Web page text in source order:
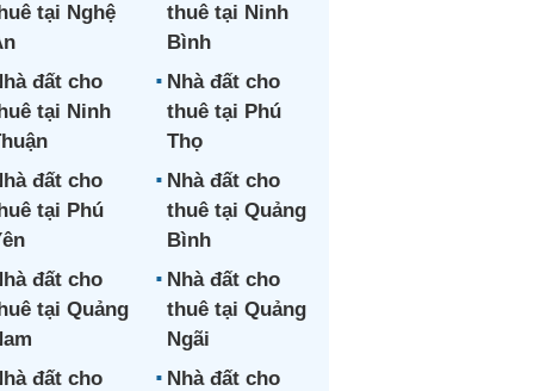
tại Nghệ
thuê tại Ninh
Bình
đất cho
tại Ninh
Nhà đất cho
thuê tại Phú
Thọ
đất cho
tại Phú
Nhà đất cho
thuê tại Quảng
Bình
đất cho
tại Quảng
Nhà đất cho
thuê tại Quảng
Ngãi
đất cho
Nhà đất cho